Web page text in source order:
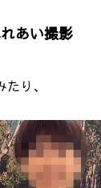
あい撮影
り、